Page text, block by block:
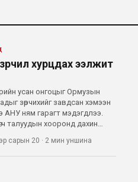
хурцдах ээлжит
усан онгоцыг Ормузын
зөрчихийг завдсан хэмээн
АНУ ням гарагт мэдэгдлээ.
талуудын хооронд дахин
байх магадлалтай
бүс нутагт урт хугацаанд
сарын 20 · 2 мин уншина